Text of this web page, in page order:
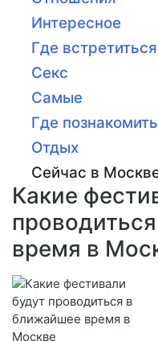
Интересное
Где встретиться
Секс
Самые
Где
Отдых
Сейчас в
Какие
время в